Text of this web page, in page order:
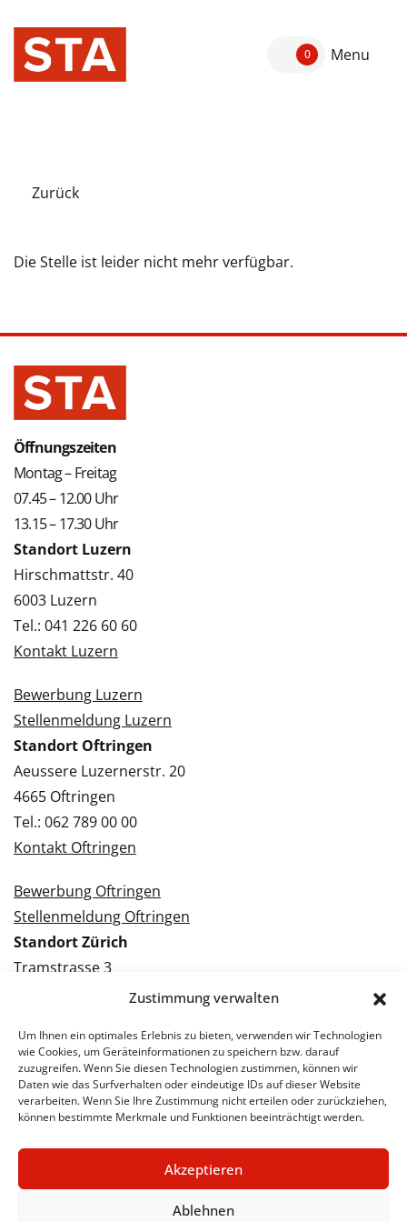
Zustimmung verwalten
Um Ihnen ein optimales Erlebnis zu bieten, verwenden wir Technologien
wie Cookies, um Geräteinformationen zu speichern bzw. darauf
zuzugreifen. Wenn Sie diesen Technologien zustimmen, können wir
Daten wie das Surfverhalten oder eindeutige IDs auf dieser Website
verarbeiten. Wenn Sie Ihre Zustimmung nicht erteilen oder zurückziehen,
können bestimmte Merkmale und Funktionen beeinträchtigt werden.
Akzeptieren
Ablehnen
0 Menu
Zurück
Die Stelle ist leider nicht mehr verfügbar.
Öffnungszeiten
Montag – Freitag
07.45 – 12.00 Uhr
13.15 – 17.30 Uhr
Standort Luzern
Hirschmattstr. 40
6003 Luzern
Tel.: 041 226 60 60
Kontakt Luzern
Bewerbung Luzern
Stellenmeldung Luzern
Standort Oftringen
Aeussere Luzernerstr. 20
4665 Oftringen
Tel.: 062 789 00 00
Kontakt Oftringen
Bewerbung Oftringen
Stellenmeldung Oftringen
Standort Zürich
Tramstrasse 3
Kontakt Zürich
Bewerbung Zürich
Stellenmeldung Zürich